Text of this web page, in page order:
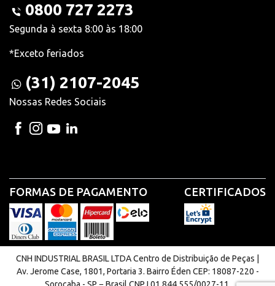
0800 727 2273
Segunda à sexta 8:00 às 18:00
*Exceto feriados
(31) 2107-2045
Nossas Redes Sociais
FORMAS DE PAGAMENTO CERTIFICADOS
CNH INDUSTRIAL BRASIL LTDA Centro de Distribuição de Peças |
Av. Jerome Case, 1801, Portaria 3. Bairro Éden CEP: 18087-220 -